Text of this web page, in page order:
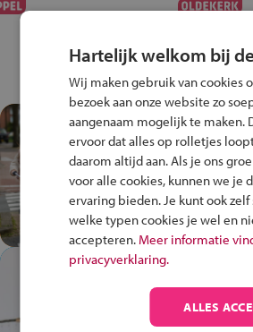
Test je
Fiets Veilig
Speel het Fiets
en win een
In de winkel
plek!
Ontdek via het
Hartelijk welkom bij
Wij maken gebruik van cookies
bezoek aan onze website zo
aangenaam mogelijk te maken.
ervoor dat alles op rolletjes
daarom altijd aan. Als je ons
voor alle cookies, kunnen we je
ervaring bieden. Je kunt ook
welke typen cookies je wel en
accepteren. Meer informatie
privacyverklaring.
ALLES